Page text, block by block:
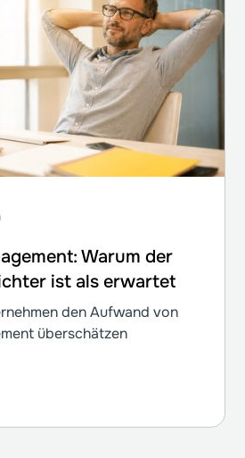
Warum der
ist als erwartet
den Aufwand von
überschätzen